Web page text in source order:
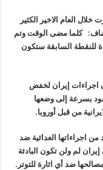
العام الاخير الكثير
كلما مضى الوقت وتم
للنقطة السابقة ستكون
اجراءات إيران لخفض
بسرعة إلى وضعها
من قبل أوروبا.
اجراءاتها العدائية ضد
لم ولن تكون البادئة
ضد أي اثارة للتوتر.